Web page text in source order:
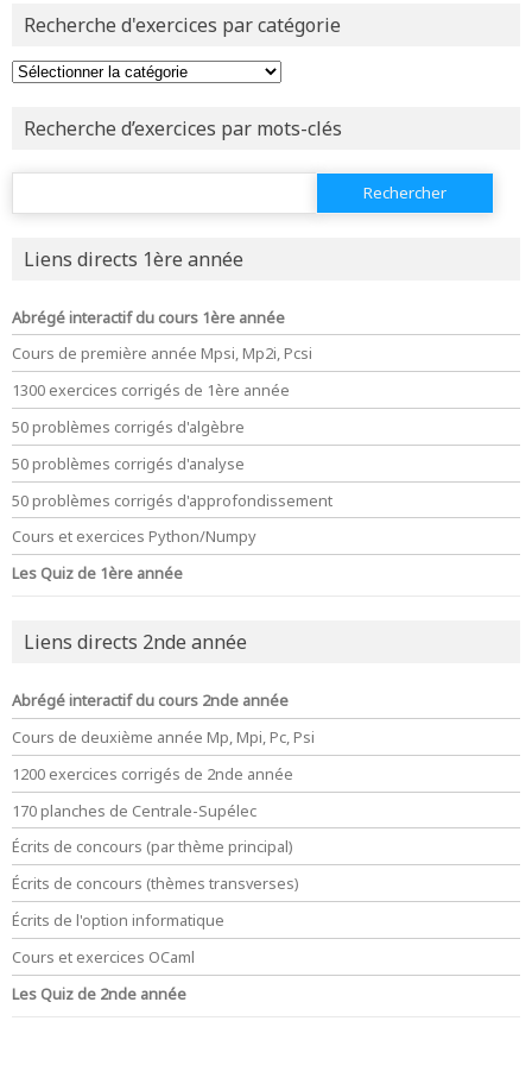
revenir àla page d'accueil
ou testerla page d'extraits libres
ou consulterle plan du site
Recherche d'exercices par catégorie
Recherche d’exercices par mots-clés
Rechercher :
Liens directs 1ère année
Abrégé interactif du cours 1ère année
Cours de première année Mpsi, Mp2i, Pcsi
1300 exercices corrigés de 1ère année
50 problèmes corrigés d'algèbre
50 problèmes corrigés d'analyse
50 problèmes corrigés d'approfondissement
Cours et exercices Python/Numpy
Les Quiz de 1ère année
Liens directs 2nde année
Abrégé interactif du cours 2nde année
Cours de deuxième année Mp, Mpi, Pc, Psi
1200 exercices corrigés de 2nde année
170 planches de Centrale-Supélec
Écrits de concours (par thème principal)
Écrits de concours (thèmes transverses)
Écrits de l'option informatique
Cours et exercices OCaml
Les Quiz de 2nde année